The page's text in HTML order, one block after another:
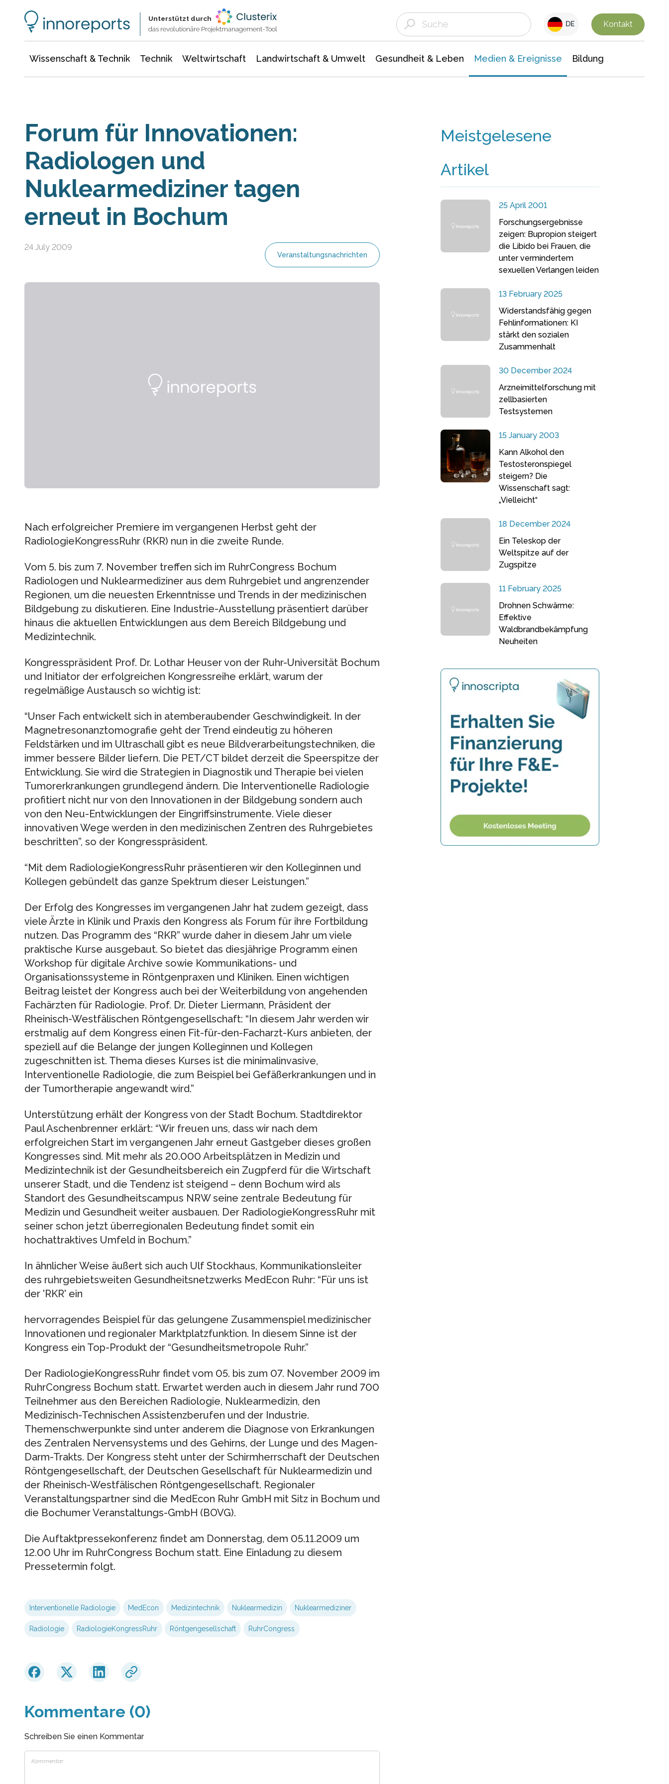
Unterstützt durch
das revolutionäre Projektmanagement-Tool
DE Kontakt
Wissenschaft & Technik Technik Weltwirtschaft Landwirtschaft & Umwelt Gesundheit & Leben Medien & Ereignisse Bildung
Forum für Innovationen:
Radiologen und
Nuklearmediziner tagen
erneut in Bochum
24 July 2009
Veranstaltungsnachrichten
Nach erfolgreicher Premiere im vergangenen Herbst geht der
RadiologieKongressRuhr (RKR) nun in die zweite Runde.
Vom 5. bis zum 7. November treffen sich im RuhrCongress Bochum
Radiologen und Nuklearmediziner aus dem Ruhrgebiet und angrenzender
Regionen, um die neuesten Erkenntnisse und Trends in der medizinischen
Bildgebung zu diskutieren. Eine Industrie-Ausstellung präsentiert darüber
hinaus die aktuellen Entwicklungen aus dem Bereich Bildgebung und
Medizintechnik.
Kongresspräsident Prof. Dr. Lothar Heuser von der Ruhr-Universität Bochum
und Initiator der erfolgreichen Kongressreihe erklärt, warum der
regelmäßige Austausch so wichtig ist:
“Unser Fach entwickelt sich in atemberaubender Geschwindigkeit. In der
Magnetresonanztomografie geht der Trend eindeutig zu höheren
Feldstärken und im Ultraschall gibt es neue Bildverarbeitungstechniken, die
immer bessere Bilder liefern. Die PET/CT bildet derzeit die Speerspitze der
Entwicklung. Sie wird die Strategien in Diagnostik und Therapie bei vielen
Tumorerkrankungen grundlegend ändern. Die Interventionelle Radiologie
profitiert nicht nur von den Innovationen in der Bildgebung sondern auch
von den Neu-Entwicklungen der Eingriffsinstrumente. Viele dieser
innovativen Wege werden in den medizinischen Zentren des Ruhrgebietes
beschritten”, so der Kongresspräsident.
“Mit dem RadiologieKongressRuhr präsentieren wir den Kolleginnen und
Kollegen gebündelt das ganze Spektrum dieser Leistungen.”
Der Erfolg des Kongresses im vergangenen Jahr hat zudem gezeigt, dass
viele Ärzte in Klinik und Praxis den Kongress als Forum für ihre Fortbildung
nutzen. Das Programm des “RKR” wurde daher in diesem Jahr um viele
praktische Kurse ausgebaut. So bietet das diesjährige Programm einen
Workshop für digitale Archive sowie Kommunikations- und
Organisationssysteme in Röntgenpraxen und Kliniken. Einen wichtigen
Beitrag leistet der Kongress auch bei der Weiterbildung von angehenden
Fachärzten für Radiologie. Prof. Dr. Dieter Liermann, Präsident der
Rheinisch-Westfälischen Röntgengesellschaft: “In diesem Jahr werden wir
erstmalig auf dem Kongress einen Fit-für-den-Facharzt-Kurs anbieten, der
speziell auf die Belange der jungen Kolleginnen und Kollegen
zugeschnitten ist. Thema dieses Kurses ist die minimalinvasive,
Interventionelle Radiologie, die zum Beispiel bei Gefäßerkrankungen und in
der Tumortherapie angewandt wird.”
Unterstützung erhält der Kongress von der Stadt Bochum. Stadtdirektor
Paul Aschenbrenner erklärt: “Wir freuen uns, dass wir nach dem
erfolgreichen Start im vergangenen Jahr erneut Gastgeber dieses großen
Kongresses sind. Mit mehr als 20.000 Arbeitsplätzen in Medizin und
Medizintechnik ist der Gesundheitsbereich ein Zugpferd für die Wirtschaft
unserer Stadt, und die Tendenz ist steigend – denn Bochum wird als
Standort des Gesundheitscampus NRW seine zentrale Bedeutung für
Medizin und Gesundheit weiter ausbauen. Der RadiologieKongressRuhr mit
seiner schon jetzt überregionalen Bedeutung findet somit ein
hochattraktives Umfeld in Bochum.”
In ähnlicher Weise äußert sich auch Ulf Stockhaus, Kommunikationsleiter
des ruhrgebietsweiten Gesundheitsnetzwerks MedEcon Ruhr: “Für uns ist
der 'RKR' ein
hervorragendes Beispiel für das gelungene Zusammenspiel medizinischer
Innovationen und regionaler Marktplatzfunktion. In diesem Sinne ist der
Kongress ein Top-Produkt der “Gesundheitsmetropole Ruhr.”
Der RadiologieKongressRuhr findet vom 05. bis zum 07. November 2009 im
RuhrCongress Bochum statt. Erwartet werden auch in diesem Jahr rund 700
Teilnehmer aus den Bereichen Radiologie, Nuklearmedizin, den
Medizinisch-Technischen Assistenzberufen und der Industrie.
Themenschwerpunkte sind unter anderem die Diagnose von Erkrankungen
des Zentralen Nervensystems und des Gehirns, der Lunge und des Magen-
Darm-Trakts. Der Kongress steht unter der Schirmherrschaft der Deutschen
Röntgengesellschaft, der Deutschen Gesellschaft für Nuklearmedizin und
der Rheinisch-Westfälischen Röntgengesellschaft. Regionaler
Veranstaltungspartner sind die MedEcon Ruhr GmbH mit Sitz in Bochum und
die Bochumer Veranstaltungs-GmbH (BOVG).
Die Auftaktpressekonferenz findet am Donnerstag, dem 05.11.2009 um
12.00 Uhr im RuhrCongress Bochum statt. Eine Einladung zu diesem
Pressetermin folgt.
Interventionelle Radiologie MedEcon Medizintechnik Nuklearmedizin Nuklearmediziner
Radiologie RadiologieKongressRuhr Röntgengesellschaft RuhrCongress
Kommentare (0)
Schreiben Sie einen Kommentar
Meistgelesene
Artikel
25 April 2001
Forschungsergebnisse
zeigen: Bupropion steigert
die Libido bei Frauen, die
unter vermindertem
sexuellen Verlangen leiden
13 February 2025
Widerstandsfähig gegen
Fehlinformationen: KI
stärkt den sozialen
Zusammenhalt
30 December 2024
Arzneimittelforschung mit
zellbasierten
Testsystemen
15 January 2003
Kann Alkohol den
Testosteronspiegel
steigern? Die
Wissenschaft sagt:
„Vielleicht“
18 December 2024
Ein Teleskop der
Weltspitze auf der
Zugspitze
11 February 2025
Drohnen Schwärme:
Effektive
Waldbrandbekämpfung
Neuheiten